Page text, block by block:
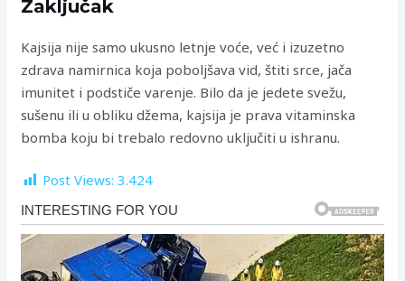
Zaključak
Kajsija nije samo ukusno letnje voće, već i izuzetno
zdrava namirnica koja poboljšava vid, štiti srce, jača
imunitet i podstiče varenje. Bilo da je jedete svežu,
sušenu ili u obliku džema, kajsija je prava vitaminska
bomba koju bi trebalo redovno uključiti u ishranu.
Post Views: 3.424